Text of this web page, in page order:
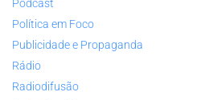
Podcast
Política em Foco
Publicidade e Propaganda
Rádio
Radiodifusão